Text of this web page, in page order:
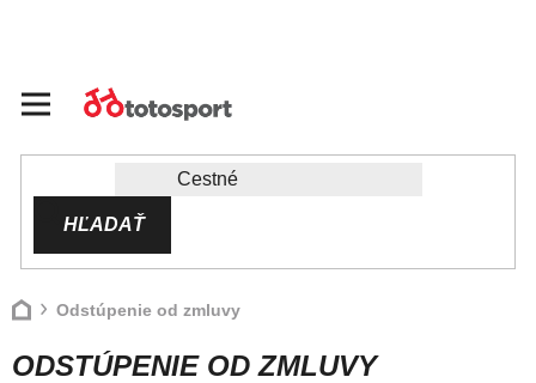
HĽADAŤ
DomovOdstúpenie od zmluvy
ODSTÚPENIE OD ZMLUVY